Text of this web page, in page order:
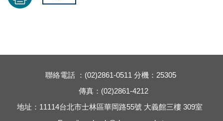
聯絡電話 ：(02)2861-0511 分機：25305
傳真：(02)2861-4212
地址：11114台北市士林區華岡路55號 大義館三樓 309室